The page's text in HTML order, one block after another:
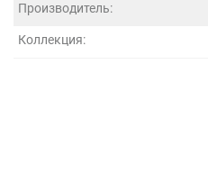
Производитель:
Коллекция: